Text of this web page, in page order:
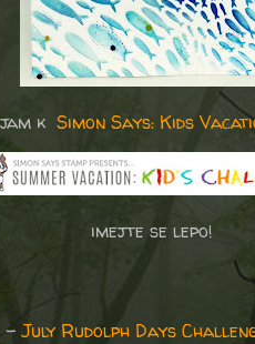
k Simon Says: Kids
imejte se lepo!
-July Rudolph Days